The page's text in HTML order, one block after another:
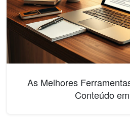
As Melhores
Conteúdo